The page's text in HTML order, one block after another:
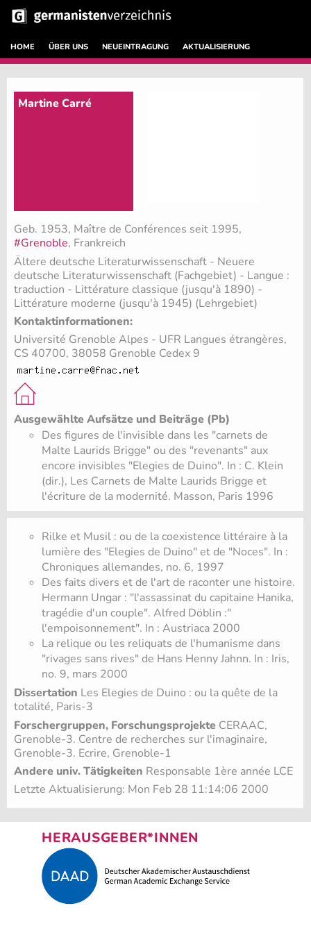
HOME ÜBER UNS NEUEINTRAGUNG AKTUALISIERUNG
Martine Carré
Geb. 1953, Maître de Conférences seit 1995,
#Grenoble, Frankreich
Ältere deutsche Literaturwissenschaft - Neuere
deutsche Literaturwissenschaft (Fachgebiet) - Langue :
traduction - Littérature classique (jusqu'à 1890) -
Littérature moderne (jusqu'à 1945) (Lehrgebiet)
Kontaktinformationen:
Université Grenoble Alpes - UFR Langues étrangères,
CS 40700, 38058 Grenoble Cedex 9
Ausgewählte Aufsätze und Beiträge (Pb)
Des figures de l'invisible dans les "carnets de
Malte Laurids Brigge" ou des "revenants" aux
encore invisibles "Elegies de Duino". In : C. Klein
(dir.), Les Carnets de Malte Laurids Brigge et
l'écriture de la modernité. Masson, Paris 1996
Rilke et Musil : ou de la coexistence littéraire à la
lumière des "Elegies de Duino" et de "Noces". In :
Chroniques allemandes, no. 6, 1997
Des faits divers et de l'art de raconter une histoire.
Hermann Ungar : "l'assassinat du capitaine Hanika,
tragédie d'un couple". Alfred Döblin :"
l'empoisonnement". In : Austriaca 2000
La relique ou les reliquats de l'humanisme dans
"rivages sans rives" de Hans Henny Jahnn. In : Iris,
no. 9, mars 2000
Dissertation Les Elegies de Duino : ou la quête de la
totalité, Paris-3
Forschergruppen, Forschungsprojekte CERAAC,
Grenoble-3. Centre de recherches sur l'imaginaire,
Grenoble-3. Ecrire, Grenoble-1
Andere univ. Tätigkeiten Responsable 1ère année LCE
Letzte Aktualisierung: Mon Feb 28 11:14:06 2000
HERAUSGEBER*INNEN